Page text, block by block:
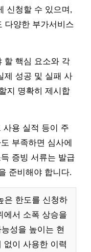
신청할 수 있으며,
다양한 부가서비스
할 핵심 요소와 각
제 성공 및 실패 사
지 명확히 제시합
사용 실적 등이 주
부족하면 심사에
증빙 서류는 발급
준비해야 합니다.
은 한도를 신청하
에서 소폭 상승을
성을 높이는 현
없이 사용한 이력